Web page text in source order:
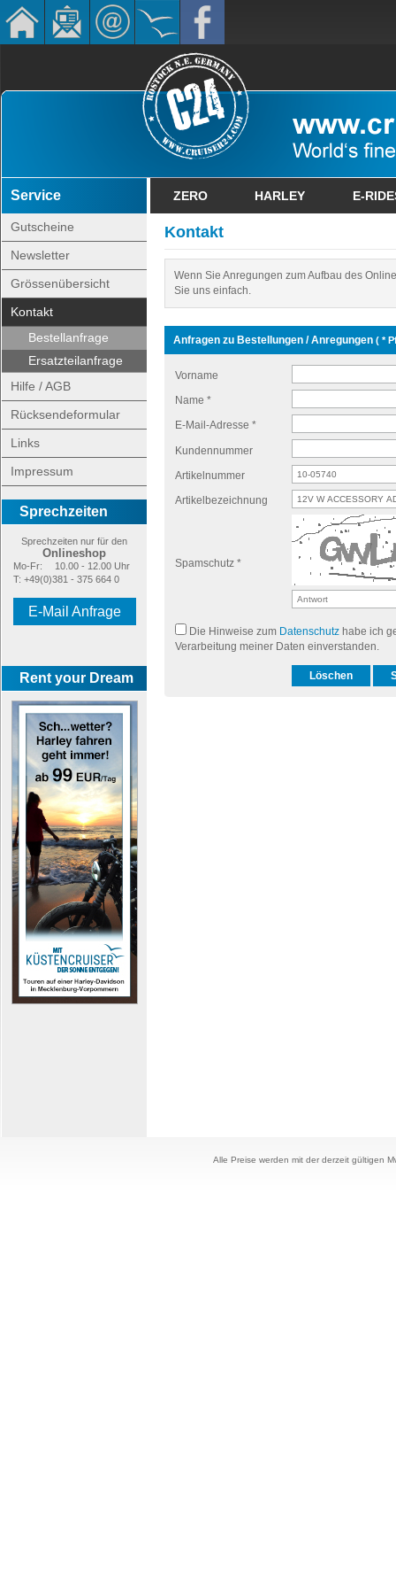
Service
Gutscheine
Newsletter
Grössenübersicht
Kontakt
Bestellanfrage
Ersatzteilanfrage
Hilfe / AGB
Rücksendeformular
Links
Impressum
Sprechzeiten
Sprechzeiten nur für den
Onlineshop
Mo-Fr:
10.00 - 12.00 Uhr
T: +49(0)381 - 375 664 0
E-Mail Anfrage
Rent your Dream
ZERO HARLEY E-
Kontakt
Wenn Sie Anregungen zum Aufbau des
Sie uns einfach.
Anfragen zu Bestellungen / Anregungen ( *
Vorname
Name *
E-Mail-Adresse *
Kundennummer
Artikelnummer
Artikelbezeichnung
Spamschutz *
Die Hinweise zum Datenschutzhabe ich
Verarbeitung meiner Daten einverstanden.
Alle Preise werden mit der derzeit gültigen